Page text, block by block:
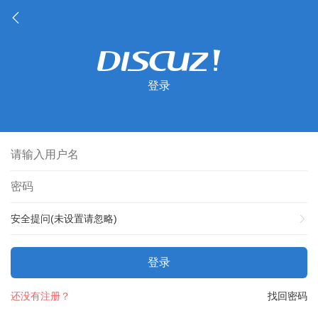
登录
安全提问(未设置请忽略)
登录
找回密码
还没有注册？